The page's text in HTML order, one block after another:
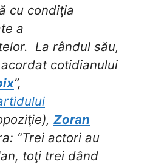
cu condiţia
a
La rândul său,
cotidianului
”,
Zoran
“Trei actori au
toţi trei dând